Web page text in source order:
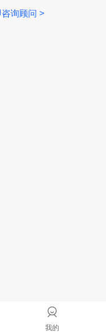
咨询顾问 >
我的